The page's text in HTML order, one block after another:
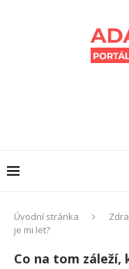
Úvodní stránka
je mi let?
Co na tom záleží,